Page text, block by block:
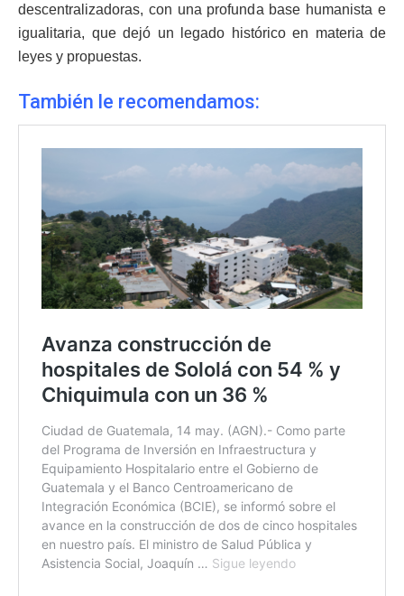
descentralizadoras, con una profunda base humanista e
igualitaria, que dejó un legado histórico en materia de
leyes y propuestas.
También le recomendamos: